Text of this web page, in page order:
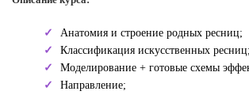
Анатомия и строение родных ресниц;
Классификация искусственных ресниц;
Моделирование + готовые схемы
Направление;